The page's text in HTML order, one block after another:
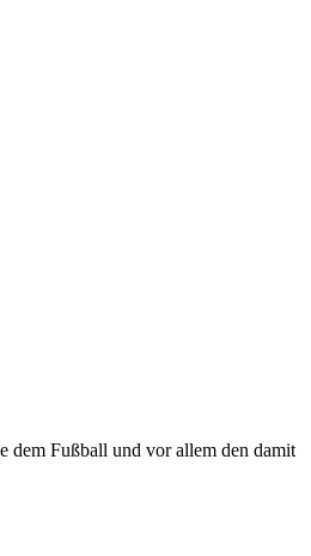
dem Fußball und vor allem den damit